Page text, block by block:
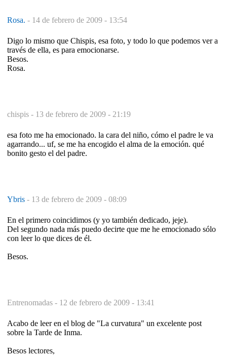
Rosa. - 14 de febrero de 2009 - 13:54
Digo lo mismo que Chispis, esa foto, y todo lo que podemos ver a
través de ella, es para emocionarse.
Besos.
Rosa.
chispis - 13 de febrero de 2009 - 21:19
esa foto me ha emocionado. la cara del niño, cómo el padre le va
agarrando... uf, se me ha encogido el alma de la emoción. qué
bonito gesto el del padre.
Ybris - 13 de febrero de 2009 - 08:09
En el primero coincidimos (y yo también dedicado, jeje).
Del segundo nada más puedo decirte que me he emocionado sólo
con leer lo que dices de él.
Besos.
Entrenomadas - 12 de febrero de 2009 - 13:41
Acabo de leer en el blog de "La curvatura" un excelente post
sobre la Tarde de Inma.
Besos lectores,